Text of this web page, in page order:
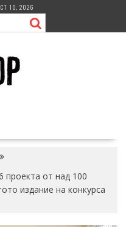
10, 2026
от над 100
издание на конкурса